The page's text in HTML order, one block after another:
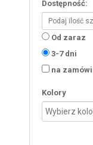
Dostępność:
Od zaraz
3-7 dni
na
Kolory